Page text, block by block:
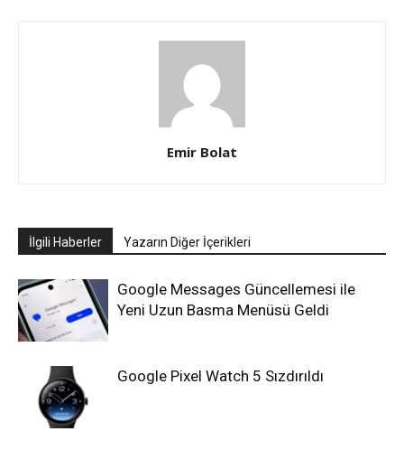
Emir Bolat
İlgili Haberler Yazarın Diğer İçerikleri
Google Messages Güncellemesi ile
Yeni Uzun Basma Menüsü Geldi
Google Pixel Watch 5 Sızdırıldı